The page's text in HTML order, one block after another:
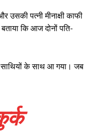
पत्नी मीनाक्षी काफी
कि आज दोनों पति-
के साथ आ गया। जब